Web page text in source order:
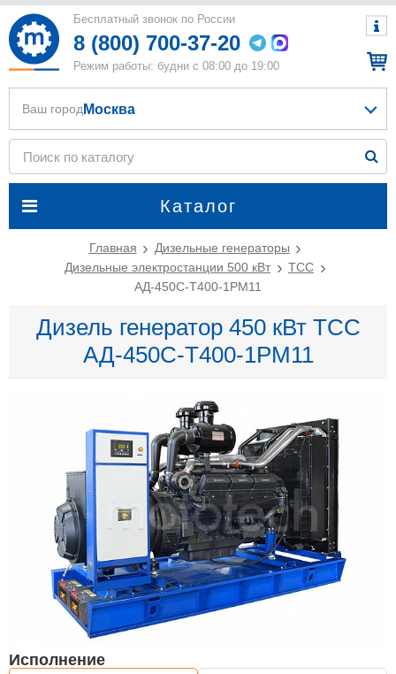
Бесплатный звонок по России
8 (800) 700-37-20
Режим работы: будни с 08:00 до 19:00
Каталог
Ваш город Москва
Главная
Дизельные генераторы
Дизельные электростанции 500 кВт
ТСС
АД-450С-Т400-1РМ11
Дизель генератор 450 кВт ТСС
АД-450С-Т400-1РМ11
Исполнение